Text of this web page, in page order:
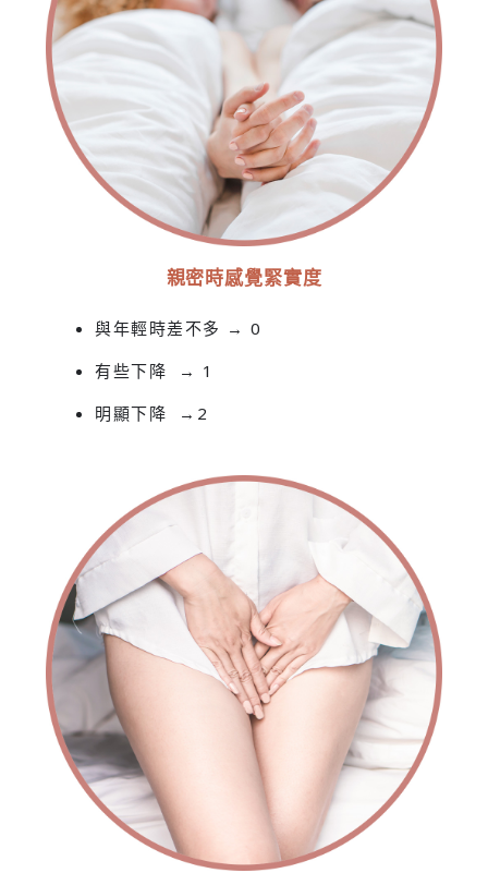
親密時感覺緊實度
與年輕時差不多 → 0
有些下降 → 1
明顯下降 →2